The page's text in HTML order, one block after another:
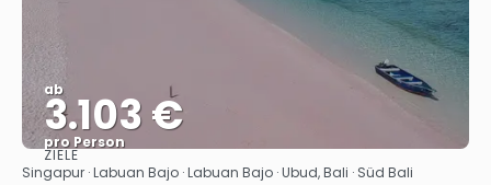
ab
3.103 €
pro Person
Sehen
ZIELE
Singapur · Labuan Bajo · Labuan Bajo · Ubud, Bali · Süd Bali